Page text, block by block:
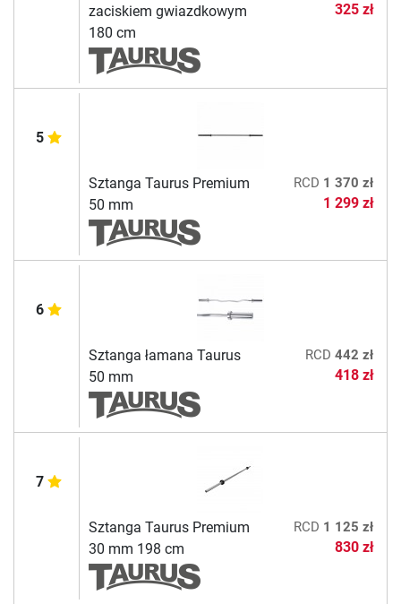
zaciskiem gwiazdkowym
180 cm
325 zł
5
Sztanga Taurus Premium
50 mm
RCD 1 370 zł
1 299 zł
6
Sztanga łamana Taurus
50 mm
RCD 442 zł
418 zł
7
Sztanga Taurus Premium
30 mm 198 cm
RCD 1 125 zł
830 zł